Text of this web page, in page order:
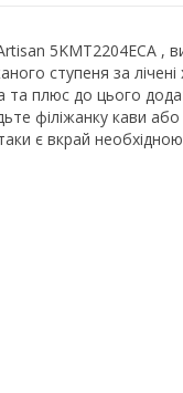
5KMT2204ECA
ступеня за
та плюс до цього
філіжанку кави
є вкрай